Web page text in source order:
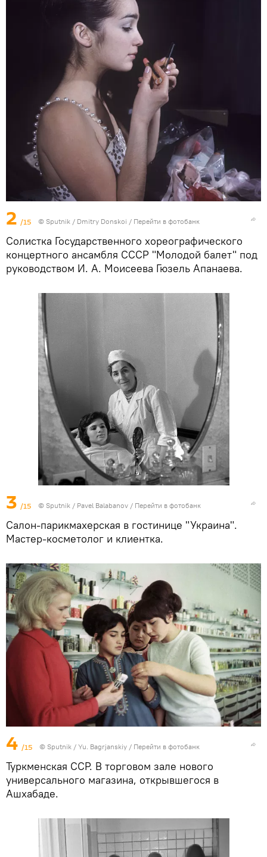
2 /15 © Sputnik / Dmitry Donskoi / Перейти в фотобанк
Солистка Государственного хореографического
концертного ансамбля СССР "Молодой балет" под
руководством И. А. Моисеева Гюзель Апанаева.
3 /15 © Sputnik / Pavel Balabanov / Перейти в фотобанк
Салон-парикмахерская в гостинице "Украина".
Мастер-косметолог и клиентка.
4 /15 © Sputnik / Yu. Bagrjanskiy / Перейти в фотобанк
Туркменская ССР. В торговом зале нового
универсального магазина, открывшегося в
Ашхабаде.